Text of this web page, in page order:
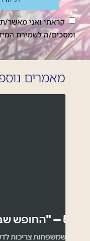
קראתי ואני
ומסכים/ה לשמירת
מאמרים